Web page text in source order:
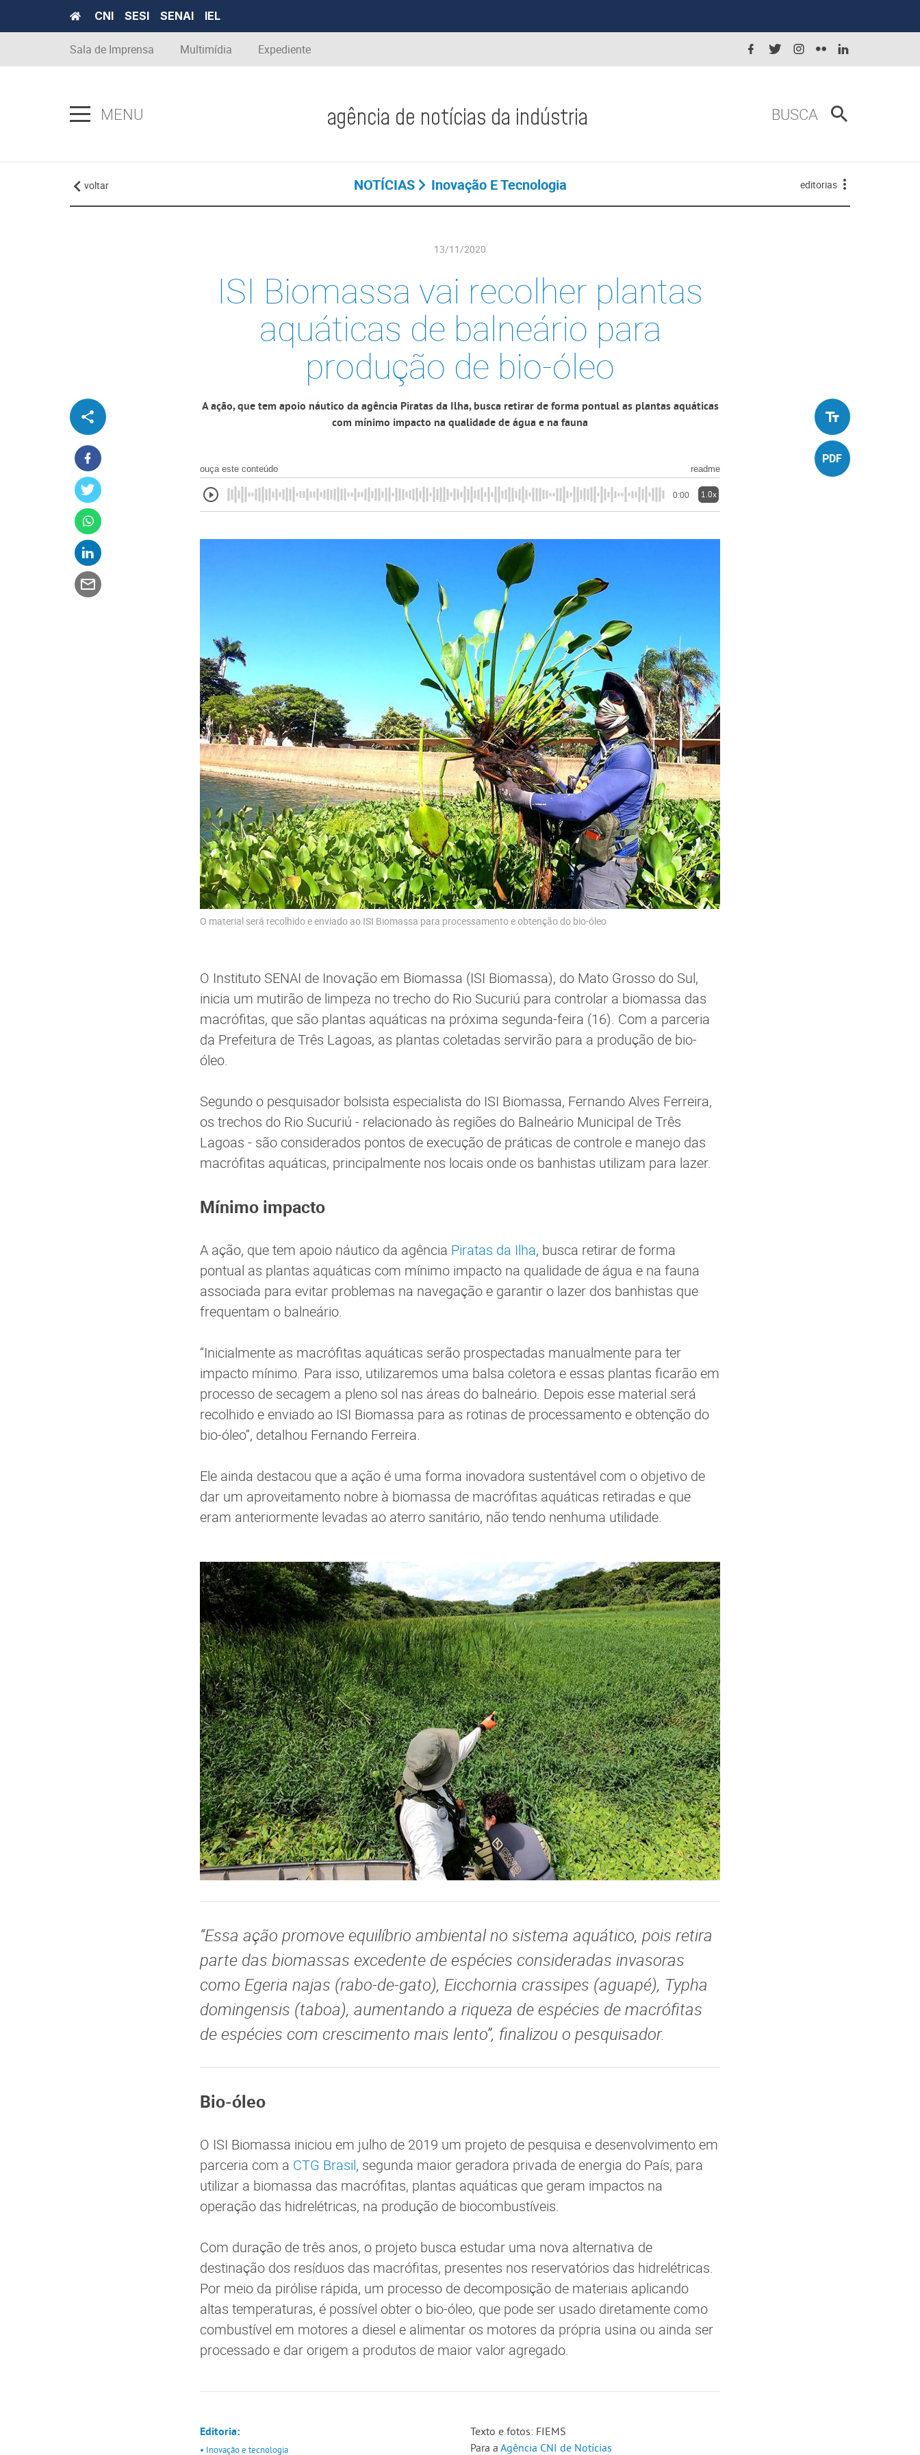
CNI SESI SENAI IEL
Sala de Imprensa Multimídia Expediente
MENU agência de notícias da indústria BUSCA
voltar NOTÍCIAS Inovação E Tecnologia editorias
13/11/2020
ISI Biomassa vai recolher plantas
aquáticas de balneário para
produção de bio-óleo
A ação, que tem apoio náutico da agência Piratas da Ilha, busca retirar de forma pontual as plantas aquáticas
com mínimo impacto na qualidade de água e na fauna
ouça este conteúdo readme
0:00 1.0x
O material será recolhido e enviado ao ISI Biomassa para processamento e obtenção do bio-óleo
O Instituto SENAI de Inovação em Biomassa (ISI Biomassa), do Mato Grosso do Sul,
inicia um mutirão de limpeza no trecho do Rio Sucuriú para controlar a biomassa das
macrófitas, que são plantas aquáticas na próxima segunda-feira (16). Com a parceria
da Prefeitura de Três Lagoas, as plantas coletadas servirão para a produção de bio-
óleo.
Segundo o pesquisador bolsista especialista do ISI Biomassa, Fernando Alves Ferreira,
os trechos do Rio Sucuriú - relacionado às regiões do Balneário Municipal de Três
Lagoas - são considerados pontos de execução de práticas de controle e manejo das
macrófitas aquáticas, principalmente nos locais onde os banhistas utilizam para lazer.
Mínimo impacto
A ação, que tem apoio náutico da agência Piratas da Ilha, busca retirar de forma
pontual as plantas aquáticas com mínimo impacto na qualidade de água e na fauna
associada para evitar problemas na navegação e garantir o lazer dos banhistas que
frequentam o balneário.
“Inicialmente as macrófitas aquáticas serão prospectadas manualmente para ter
impacto mínimo. Para isso, utilizaremos uma balsa coletora e essas plantas ficarão em
processo de secagem a pleno sol nas áreas do balneário. Depois esse material será
recolhido e enviado ao ISI Biomassa para as rotinas de processamento e obtenção do
bio-óleo”, detalhou Fernando Ferreira.
Ele ainda destacou que a ação é uma forma inovadora sustentável com o objetivo de
dar um aproveitamento nobre à biomassa de macrófitas aquáticas retiradas e que
eram anteriormente levadas ao aterro sanitário, não tendo nenhuma utilidade.
“Essa ação promove equilíbrio ambiental no sistema aquático, pois retira
parte das biomassas excedente de espécies consideradas invasoras
como Egeria najas (rabo-de-gato), Eicchornia crassipes (aguapé), Typha
domingensis (taboa), aumentando a riqueza de espécies de macrófitas
de espécies com crescimento mais lento”, finalizou o pesquisador.
Bio-óleo
O ISI Biomassa iniciou em julho de 2019 um projeto de pesquisa e desenvolvimento em
parceria com a CTG Brasil, segunda maior geradora privada de energia do País, para
utilizar a biomassa das macrófitas, plantas aquáticas que geram impactos na
operação das hidrelétricas, na produção de biocombustíveis.
Com duração de três anos, o projeto busca estudar uma nova alternativa de
destinação dos resíduos das macrófitas, presentes nos reservatórios das hidrelétricas.
Por meio da pirólise rápida, um processo de decomposição de materiais aplicando
altas temperaturas, é possível obter o bio-óleo, que pode ser usado diretamente como
combustível em motores a diesel e alimentar os motores da própria usina ou ainda ser
processado e dar origem a produtos de maior valor agregado.
Editoria:
• Inovação e tecnologia
Texto e fotos: FIEMS
Para a Agência CNI de Notícias